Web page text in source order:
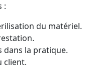
:
du matériel.
dans la pratique.
client.